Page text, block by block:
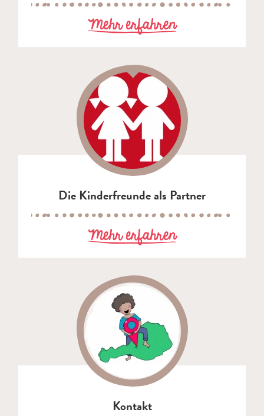
Mehr erfahrenzu Offene
Die Kinderfreunde als Partner
Mehr erfahrenzu Die
Kontakt